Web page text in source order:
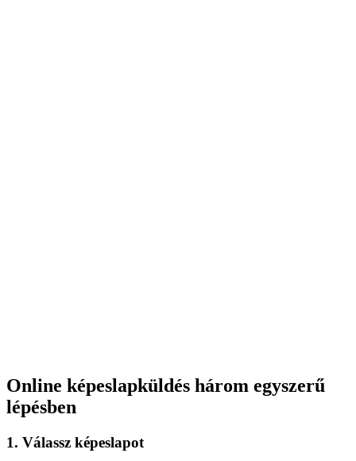
Online képeslapküldés három egyszerű
lépésben
1. Válassz képeslapot